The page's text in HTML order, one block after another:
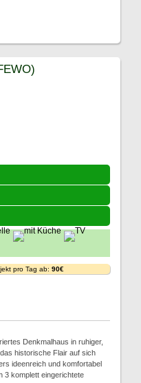
pro Tag ab: 90€
Denkmalhaus in ruhiger,
historische Flair auf sich
ideenreich und komfortabel
3 komplett eingerichtete